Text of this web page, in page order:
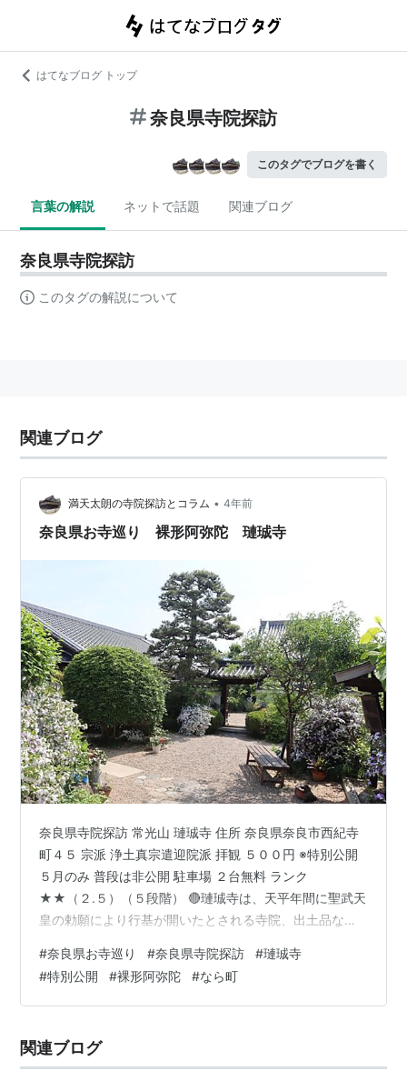
はてなブログ トップ
奈良県寺院探訪
このタグでブログを書く
言葉の解説 ネットで話題 関連ブログ
奈良県寺院探訪
このタグの解説について
関連ブログ
満天太朗の寺院探訪とコラム • 4年前
奈良県お寺巡り 裸形阿弥陀 璉珹寺
奈良県寺院探訪 常光山 璉珹寺 住所 奈良県奈良市西紀寺
町４５ 宗派 浄土真宗遣迎院派 拝観 ５００円 ※特別公開
５月のみ 普段は非公開 駐車場 ２台無料 ランク
★★（２.５）（５段階） 🔴璉珹寺は、天平年間に聖武天
皇の勅願により行基が開いたとされる寺院、出土品など
す。平安時代初頭に、紀有常に より荒廃した地を整備し
伽藍を整えたという。現在の明日香村にあった紀寺の別
院で あったとされ「紀寺」とも呼ばれてます。璉珹寺
宗の養源院の末寺になった。近年宗派を浄土真宗に変え
てます。 無檀家の寺で、近隣…
#奈良県お寺巡り #奈良県寺院探訪 #璉珹寺
#特別公開 #裸形阿弥陀 #なら町
関連ブログ